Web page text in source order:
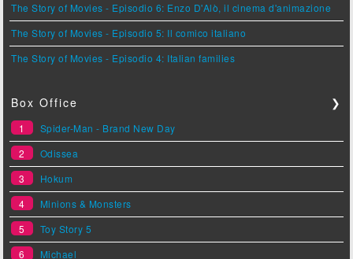
The Story of Movies - Episodio 6: Enzo D'Alò, il cinema d'animazione
The Story of Movies - Episodio 5: Il comico italiano
The Story of Movies - Episodio 4: Italian families
Box Office ❯
1
Spider-Man - Brand New Day
2
Odissea
3
Hokum
4
Minions & Monsters
5
Toy Story 5
6
Michael